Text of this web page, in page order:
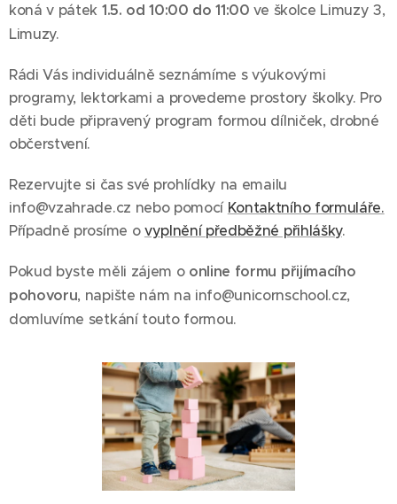
koná v pátek 1.5. od 10:00 do 11:00 ve školce Limuzy 3,
Limuzy.
Rádi Vás individuálně seznámíme s výukovými
programy, lektorkami a provedeme prostory školky. Pro
děti bude připravený program formou dílniček, drobné
občerstvení.
Rezervujte si čas své prohlídky na emailu
info@vzahrade.cz nebo pomocí Kontaktního formuláře.
Případně prosíme o vyplnění předběžné přihlášky.
Pokud byste měli zájem o online formu přijímacího
pohovoru, napište nám na info@unicornschool.cz,
domluvíme setkání touto formou.